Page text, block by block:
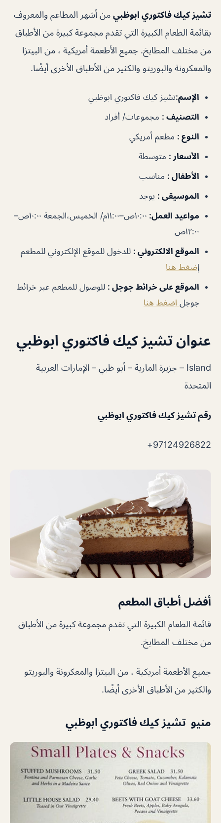
تشيز كيك فاكتوري ابوظبي من أشهر المطاعم والمعروف
بقائمة الطعام الكبيرة التي تقدم مجموعة كبيرة من الأطباق
من مختلف المطابخ. جميع الأطعمة أمريكية ، من البيتزا
والمعكرونة والبوريتو والكثير من الأطباق الأخرى أيضًا.
الإسم:تشيز كيك فاكتوري ابوظبي
التصنيف : مجموعات/ أفراد
النوع : مطعم أمريكي
الأسعار : متوسطة
الأطفال : مناسب
الموسيقى : يوجد
مواعيد العمل:
١٠:٠٠ص–١١:٠٠م/ الخميس،الجمعة ١٠:٠٠ص–
١٢:٠٠ص
الموقع الالكتروني : للدخول للموقع الإلكتروني للمطعم
إضغط هنا
الموقع على خرائط جوجل : للوصول للمطعم عبر خرائط
جوجل اضغط هنا
عنوان تشيز كيك فاكتوري ابوظبي
Island – جزيرة المارية – أبو ظبي – الإمارات العربية
المتحدة
رقم تشيز كيك فاكتوري ابوظبي
97124926822+
أفضل أطباق المطعم
قائمة الطعام الكبيرة التي تقدم مجموعة كبيرة من الأطباق
من مختلف المطابخ.
جميع الأطعمة أمريكية ، من البيتزا والمعكرونة والبوريتو
والكثير من الأطباق الأخرى أيضًا.
منيو تشيز كيك فاكتوري ابوظبي